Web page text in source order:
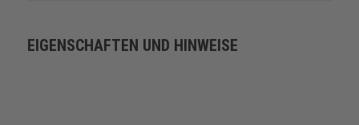
EIGENSCHAFTEN UND HINWEISE